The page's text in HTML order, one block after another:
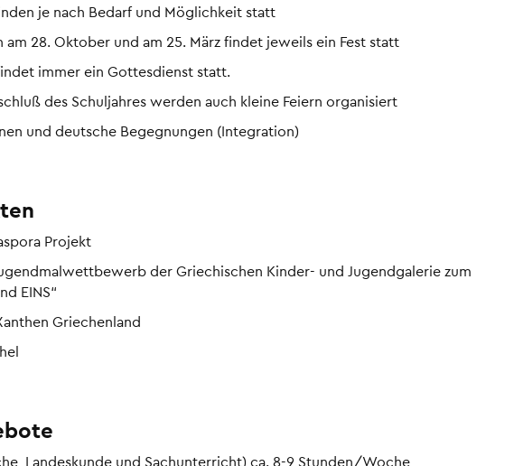
je nach Bedarf und Möglichkeit statt
am 28. Oktober und am 25. März findet jeweils ein Fest statt
immer ein Gottesdienst statt.
des Schuljahres werden auch kleine Feiern organisiert
und deutsche Begegnungen (Integration)
Projekt
der Griechischen Kinder- und Jugendgalerie zum
EINS“
Griechenland
Landeskunde und Sachunterricht) ca. 8-9 Stunden/Woche